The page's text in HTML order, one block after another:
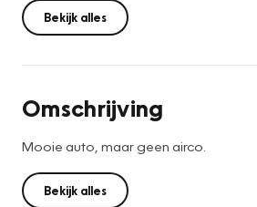
Bekijk alles
Omschrijving
Mooie auto, maar geen airco.
Bekijk alles